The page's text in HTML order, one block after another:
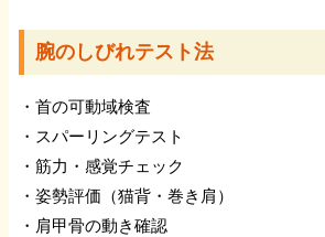
腕のしびれテスト法
・首の可動域検査
・スパーリングテスト
・筋力・感覚チェック
・姿勢評価（猫背・巻き肩）
・肩甲骨の動き確認